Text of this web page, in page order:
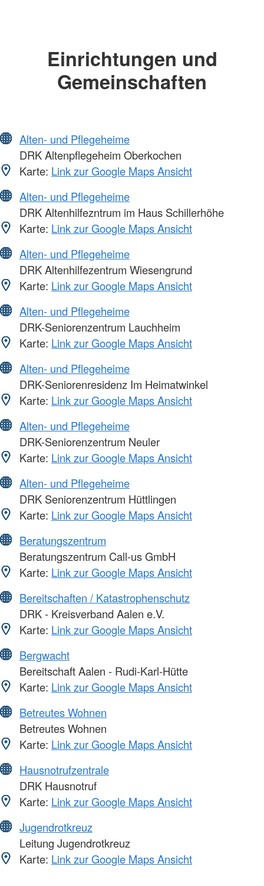
Einrichtungen und
Gemeinschaften
Alten- und Pflegeheime
DRK Altenpflegeheim Oberkochen
Karte: Link zur Google Maps Ansicht
Alten- und Pflegeheime
DRK Altenhilfezntrum im Haus Schillerhöhe
Karte: Link zur Google Maps Ansicht
Alten- und Pflegeheime
DRK Altenhilfezentrum Wiesengrund
Karte: Link zur Google Maps Ansicht
Alten- und Pflegeheime
DRK-Seniorenzentrum Lauchheim
Karte: Link zur Google Maps Ansicht
Alten- und Pflegeheime
DRK-Seniorenresidenz Im Heimatwinkel
Karte: Link zur Google Maps Ansicht
Alten- und Pflegeheime
DRK-Seniorenzentrum Neuler
Karte: Link zur Google Maps Ansicht
Alten- und Pflegeheime
DRK Seniorenzentrum Hüttlingen
Karte: Link zur Google Maps Ansicht
Beratungszentrum
Beratungszentrum Call-us GmbH
Karte: Link zur Google Maps Ansicht
Bereitschaften / Katastrophenschutz
DRK - Kreisverband Aalen e.V.
Karte: Link zur Google Maps Ansicht
Bergwacht
Bereitschaft Aalen - Rudi-Karl-Hütte
Karte: Link zur Google Maps Ansicht
Betreutes Wohnen
Betreutes Wohnen
Karte: Link zur Google Maps Ansicht
Hausnotrufzentrale
DRK Hausnotruf
Karte: Link zur Google Maps Ansicht
Jugendrotkreuz
Leitung Jugendrotkreuz
Karte: Link zur Google Maps Ansicht